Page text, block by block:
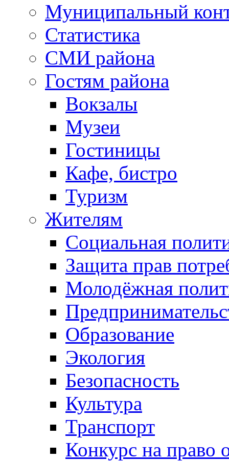
Муниципальный
Статистика
СМИ района
Гостям района
Вокзалы
Музеи
Гостиницы
Кафе, бистро
Туризм
Жителям
Социальная
Защита прав
Молодёжная
Образование
Экология
Безопасность
Культура
Транспорт
Конкурс на право